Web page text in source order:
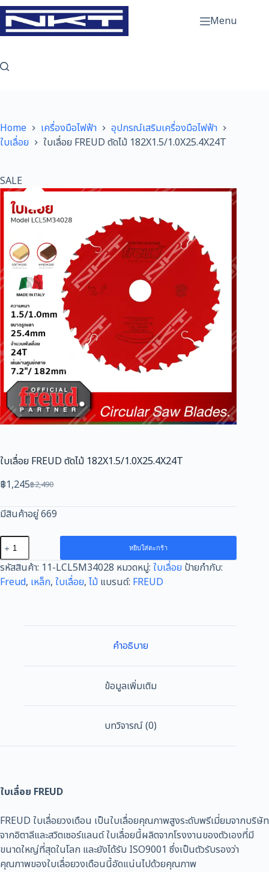
Skip
to
content
Menu
Home เครื่องมือไฟฟ้า
อุปกรณ์เสริมเครื่องมือไฟฟ้า
ใบเลื่อย
ใบเลื่อย FREUD ตัดไม้ 182X1.5/1.0X25.4X24T
SALE
ใบเลื่อย FREUD ตัดไม้ 182X1.5/1.0X25.4X24T
฿2,490
Original
price
was:
฿2,490.
฿1,245Current
price
is:
฿1,245.
มีสินค้าอยู่ 669
จำนวน
ใบ
เลื่อย
FREUD
182X1.5/1.0X25.4X24T
หยิบใส่ตะกร้า
รหัสสินค้า: 11-LCL5M34028 หมวดหมู่: ใบเลื่อย ป้ายกำกับ:
Freud, เหล็ก, ใบเลื่อย, ไม้ แบรนด์: FREUD
คำอธิบาย
ข้อมูลเพิ่มเติม
บทวิจารณ์ (0)
ใบเลื่อย FREUD
FREUD ใบเลื่อยวงเดือน เป็นใบเลื่อยคุณภาพสูงระดับพรีเมี่ยมจากบริษัท
จากอิตาลีและสวิตเซอร์แลนด์ ใบเลื่อยนี้ผลิตจากโรงงานของตัวเองที่มี
ขนาดใหญ่ที่สุดในโลก และยังได้รับ ISO9001 ซึ่งเป็นตัวรับรองว่า
คุณภาพของใบเลื่อยวงเดือนนี้อัดแน่นไปด้วยคุณภาพ